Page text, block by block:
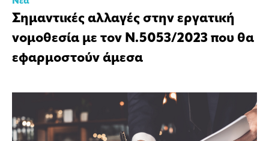
Σημαντικές αλλαγές στην εργατική
νομοθεσία με τον Ν.5053/2023 που θα
εφαρμοστούν άμεσα